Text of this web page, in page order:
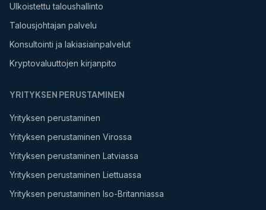
Ulkoistettu taloushallinto
Talousjohtajan palvelu
Konsultointi ja lakiasiainpalvelut
Kryptovaluuttojen kirjanpito
YRITYKSEN PERUSTAMINEN
Yrityksen perustaminen
Yrityksen perustaminen Virossa
Yrityksen perustaminen Latviassa
Yrityksen perustaminen Liettuassa
Yrityksen perustaminen Iso-Britanniassa